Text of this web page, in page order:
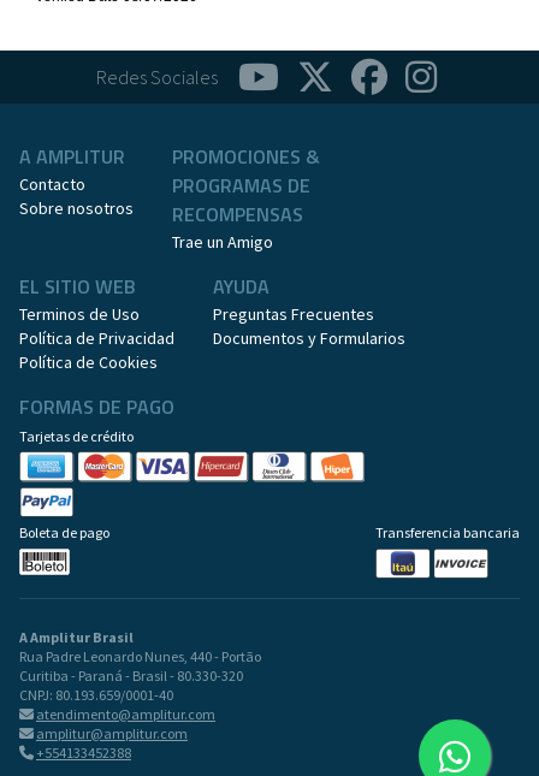
Redes Sociales
A AMPLITUR
Contacto
Sobre nosotros
PROMOCIONES &
PROGRAMAS DE
RECOMPENSAS
Trae un Amigo
EL SITIO WEB
Terminos de Uso
Política de Privacidad
Política de Cookies
AYUDA
Preguntas Frecuentes
Documentos y Formularios
FORMAS DE PAGO
Tarjetas de crédito
Boleta de pago Transferencia bancaria
A Amplitur Brasil
Rua Padre Leonardo Nunes, 440 - Portão
Curitiba - Paraná - Brasil - 80.330-320
CNPJ: 80.193.659/0001-40
atendimento@amplitur.com
amplitur@amplitur.com
+554133452388